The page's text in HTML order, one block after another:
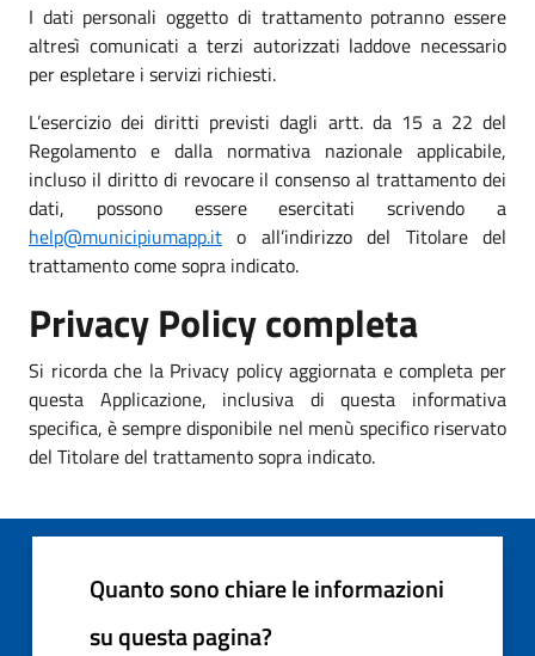
I dati personali oggetto di trattamento potranno essere
altresì comunicati a terzi autorizzati laddove necessario
per espletare i servizi richiesti.
L’esercizio dei diritti previsti dagli artt. da 15 a 22 del
Regolamento e dalla normativa nazionale applicabile,
incluso il diritto di revocare il consenso al trattamento dei
dati, possono essere esercitati scrivendo a
help@municipiumapp.it o all’indirizzo del Titolare del
trattamento come sopra indicato.
Privacy Policy completa
Si ricorda che la Privacy policy aggiornata e completa per
questa Applicazione, inclusiva di questa informativa
specifica, è sempre disponibile nel menù specifico riservato
del Titolare del trattamento sopra indicato.
Quanto sono chiare le informazioni
su questa pagina?